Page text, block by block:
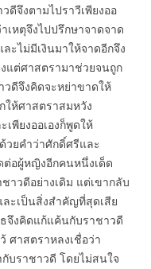
ดีจึงตามไปราวีเพียงออ
เหตุจึงไปปรึกษาจาดจาด
ะไม่มีเงินมาให้จาดอีกจึง
แต่ศาสตรามาช่วยจนถูก
ดีจึงคิดจะหย่าขาดให้
ให้ศาสตราสมหวัง
พียงออเองก็พูดให้
วยคำว่าศักดิ์ศรีและ
ต่อผู้หญิงอีกคนหนึ่งเด็ด
าวดีอย่างเดิม แต่เขากลับ
ะเป็นสิ่งสำคัญที่สุดเสีย
ธจึงคิดแก้แค้นกับราชาวดี
ศาสตราหลงเชื่อว่า
บราชาวดี โดยไม่สนใจ